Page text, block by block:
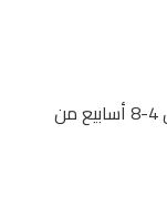
علاوة على ذلك، العملية بأكملها قد تستغرق 4-8 أسابيع من